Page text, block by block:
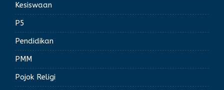
Kesiswaan
P5
Pendidikan
PMM
Pojok Religi